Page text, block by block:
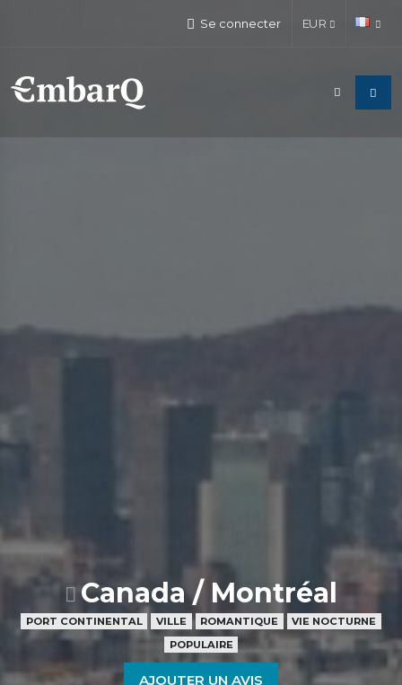
Se connecter EUR
Canada / Montréal
PORT CONTINENTAL VILLE ROMANTIQUE
VIE NOCTURNE
POPULAIRE
AJOUTER UN AVIS